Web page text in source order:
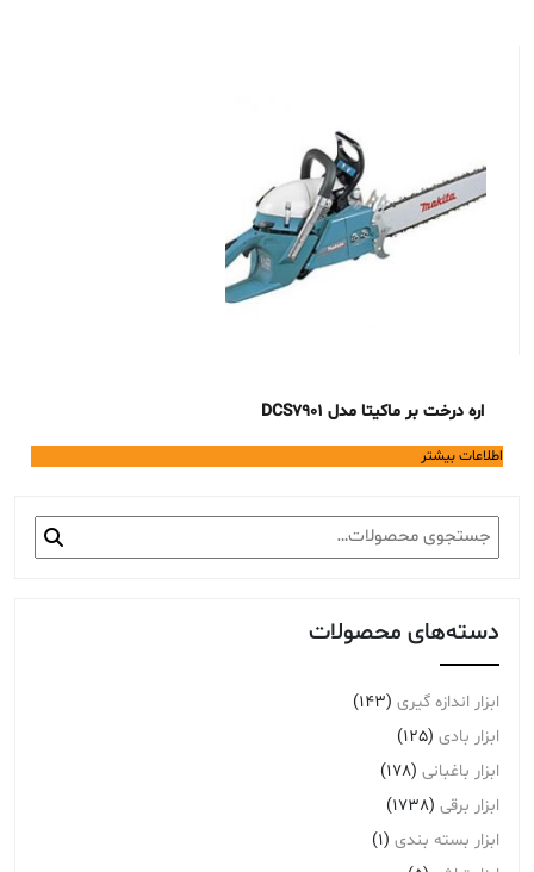
اره درخت بر ماکیتا مدل DCS7901
اطلاعات بیشتر
جستجو
برای:
دسته‌های محصولات
ابزار اندازه گیری (143)
ابزار بادی (125)
ابزار باغبانی (178)
ابزار برقی (1738)
ابزار بسته بندی (1)